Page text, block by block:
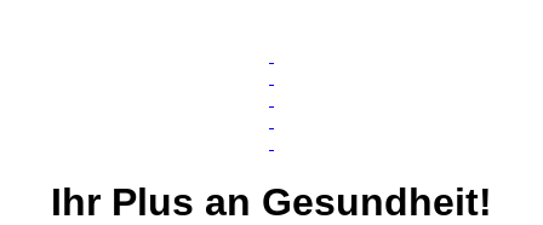
Ihr Plus an Gesundheit!